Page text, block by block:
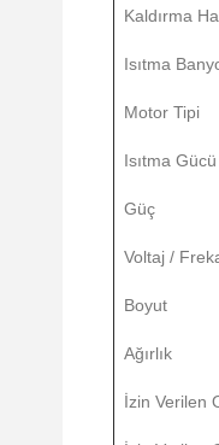
Kaldırma
Isıtma
Motor Tipi
Isıtma Gücü
Güç
Voltaj /
Boyut
Ağırlık
İzin Verilen